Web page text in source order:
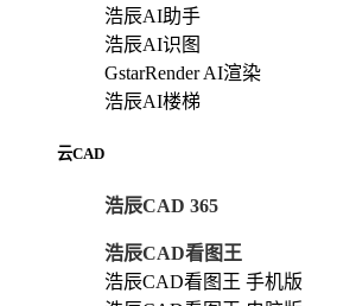
浩辰AI助手
浩辰AI识图
GstarRender AI渲染
浩辰AI楼梯
云CAD
浩辰CAD 365
浩辰CAD看图王
浩辰CAD看图王 手机版